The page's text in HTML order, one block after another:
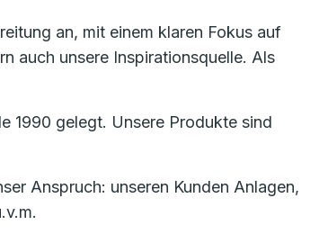
an, mit einem klaren Fokus auf
auch unsere Inspirationsquelle. Als
1990 gelegt. Unsere Produkte sind
Anspruch: unseren Kunden Anlagen,